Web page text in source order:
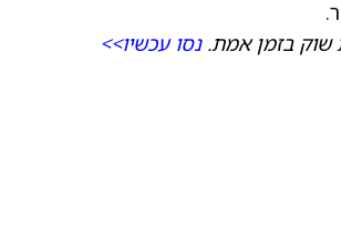
שוק בזמן אמת.נסו עכשיו>>